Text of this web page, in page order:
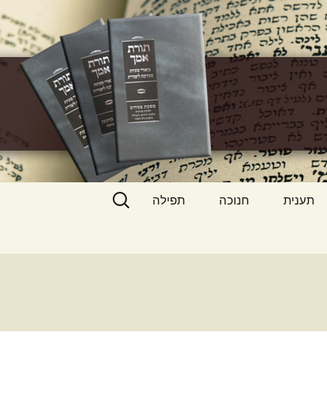
תענית חנוכה תפילה
חיפוש: